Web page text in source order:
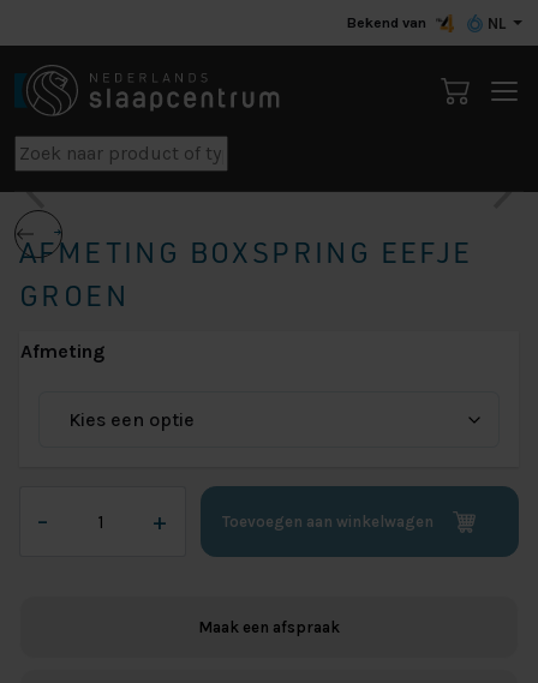
Bekend van NL
AFMETING BOXSPRING EEFJE
GROEN
Afmeting
–
Boxspring
+ Toevoegen aan winkelwagen
Maak een afspraak